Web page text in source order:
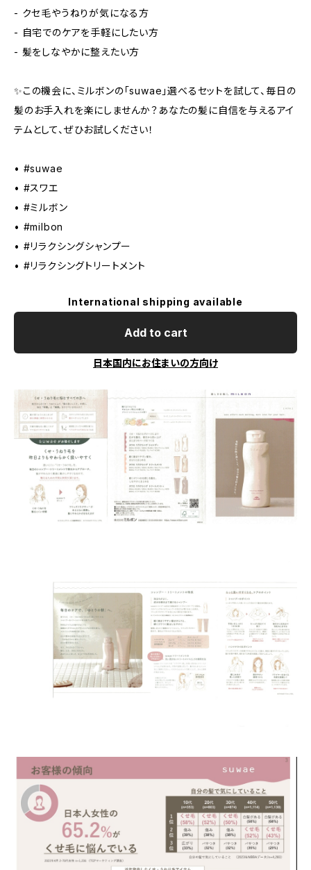
- クセ毛やうねりが気になる方
- 自宅でのケアを手軽にしたい方
- 髪をしなやかに整えたい方
✨この機会に、ミルボンの「suwae」選べるセットを試して、毎日の
髪のお手入れを楽にしませんか？あなたの髪に自信を与えるアイ
テムとして、ぜひお試しください！
• #suwae
• #スワエ
• #ミルボン
• #milbon
• #リラクシングシャンプー
• #リラクシングトリートメント
International shipping available
Add to cart
日本国内にお住まいの方向け